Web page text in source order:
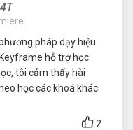
pháp dạy hiệu
hỗ trợ học
tôi cảm thấy hài
học các khoá khác
2